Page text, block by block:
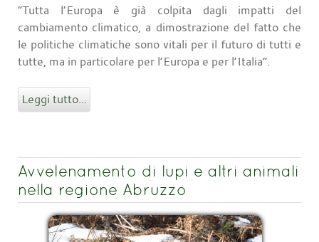
“Tutta l’Europa è già colpita dagli impatti del
cambiamento climatico, a dimostrazione del fatto che
le politiche climatiche sono vitali per il futuro di tutti e
tutte, ma in particolare per l’Europa e per l’Italia”.
Leggi tutto...
Avvelenamento di lupi e altri animali
nella regione Abruzzo